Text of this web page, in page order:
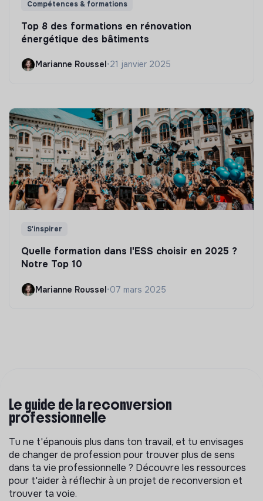
Compétences & formations
Top 8 des formations en rénovation
énergétique des bâtiments
Marianne Roussel•21 janvier 2025
S'inspirer
Quelle formation dans l'ESS choisir en 2025 ?
Notre Top 10
Marianne Roussel•07 mars 2025
Le guide de la reconversion
professionnelle
Tu ne t'épanouis plus dans ton travail, et tu envisages
de changer de profession pour trouver plus de sens
dans ta vie professionnelle ? Découvre les ressources
pour t'aider à réflechir à un projet de reconversion et
trouver ta voie.